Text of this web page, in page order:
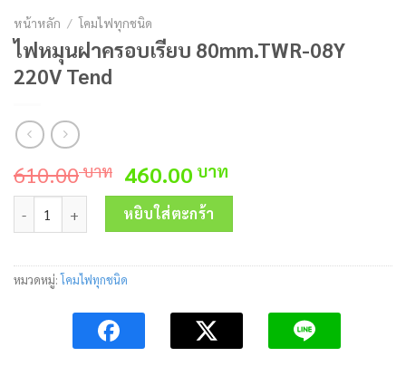
หน้าหลัก / โคมไฟทุกชนิด
ไฟหมุนฝาครอบเรียบ 80mm.TWR-08Y
220V Tend
610.00บาท Original
price
was:
610.00 บาท.
460.00 บาท
price
460.00 บาท.
จำนวน ไฟหมุนฝาครอบเรียบ 80mm.TWR-08Y 220V Tend ชิ้น
หยิบใส่ตะกร้า
หมวดหมู่:โคมไฟทุกชนิด